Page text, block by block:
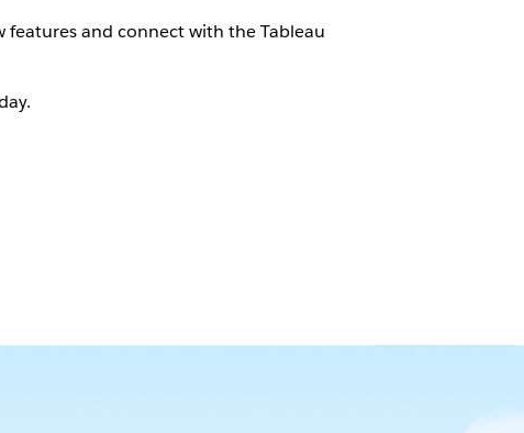
features and connect with the Tableau